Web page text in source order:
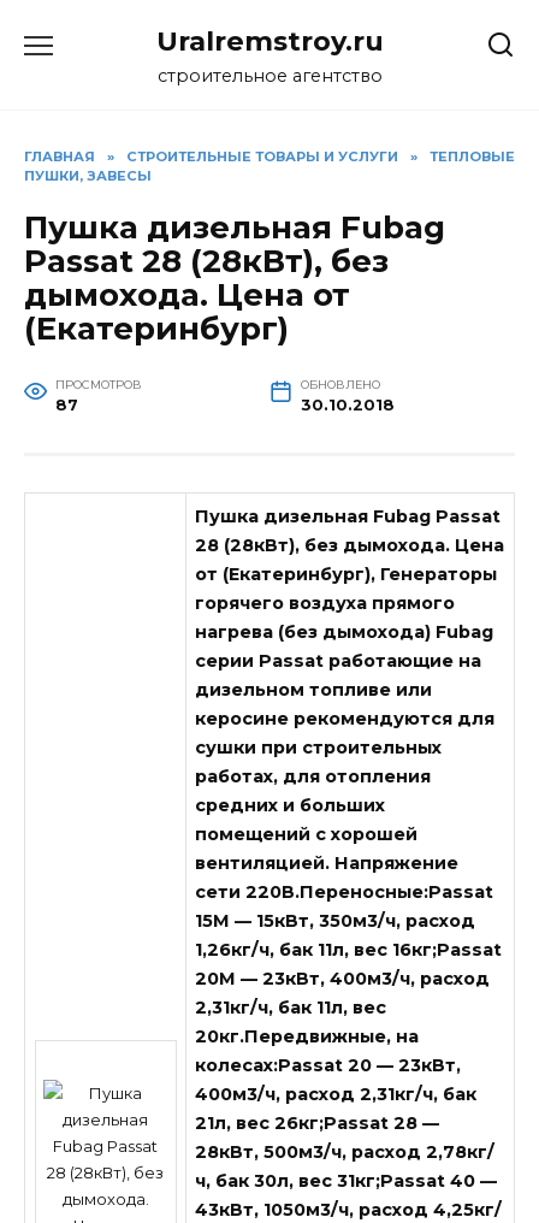
Uralremstroy.ru
строительное агентство
ГЛАВНАЯ » CТРОИТЕЛЬНЫЕ ТОВАРЫ И УСЛУГИ »
ТЕПЛОВЫЕ
ПУШКИ, ЗАВЕСЫ
Пушка дизельная Fubag
Passat 28 (28кВт), без
дымохода. Цена от
(Екатеринбург)
ПРОСМОТРОВ
87
ОБНОВЛЕНО
30.10.2018
Пушка дизельная Fubag Passat
28 (28кВт), без дымохода. Цена
от (Екатеринбург), Генераторы
горячего воздуха прямого
нагрева (без дымохода) Fubag
серии Passat работающие на
дизельном топливе или
керосине рекомендуются для
сушки при строительных
работах, для отопления
средних и больших
помещений с хорошей
вентиляцией. Напряжение
сети 220В.Переносные:Passat
15M — 15кВт, 350м3/ч, расход
1,26кг/ч, бак 11л, вес 16кг;Passat
20M — 23кВт, 400м3/ч, расход
2,31кг/ч, бак 11л, вес
20кг.Передвижные, на
колесах:Passat 20 — 23кВт,
400м3/ч, расход 2,31кг/ч, бак
21л, вес 26кг;Passat 28 —
28кВт, 500м3/ч, расход 2,78кг/
ч, бак 30л, вес 31кг;Passat 40 —
43кВт, 1050м3/ч, расход 4,25кг/